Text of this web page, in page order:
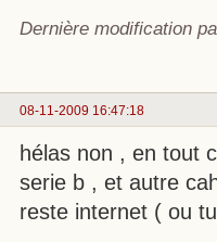
Dernière modification
08-11-2009 16:47:18
hélas non , en tout
serie b , et autre
reste internet ( ou